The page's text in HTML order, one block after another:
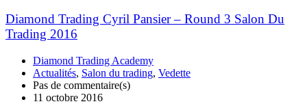
Diamond Trading Cyril Pansier – Round 3 Salon Du
Trading 2016
Diamond Trading Academy
Actualités, Salon du trading, Vedette
Pas de commentaire(s)
11 octobre 2016